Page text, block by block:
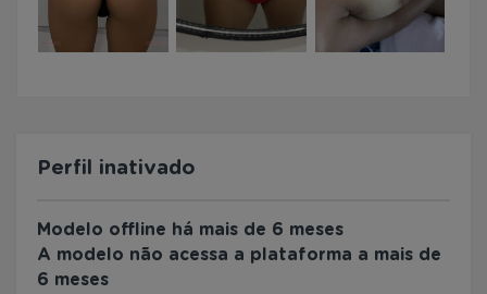
Perfil inativado
Modelo offline há mais de 6 meses
A modelo não acessa a plataforma a mais de
6 meses